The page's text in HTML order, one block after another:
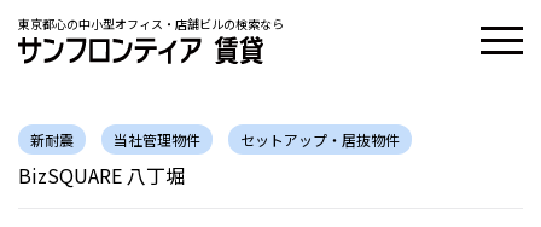
東京都心の中小型オフィス・店舗ビルの検索なら
新耐震 当社管理物件 セットアップ・居抜物件
BizSQUARE 八丁堀